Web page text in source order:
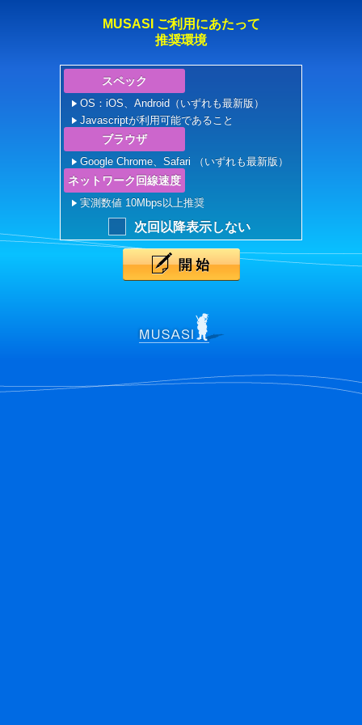
MUSASI ご利用にあたって
推奨環境
スペック
OS：iOS、Android（いずれも最新版）
Javascriptが利用可能であること
ブラウザ
Google Chrome、Safari （いずれも最新版）
ネットワーク回線速度
実測数値 10Mbps以上推奨
次回以降表示しない